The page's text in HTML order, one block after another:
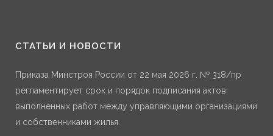
СТАТЬИ И НОВОСТИ
Приказа Минстроя России от 22 мая 2026 г. № 318/пр
регламентирует срок и порядок подписания актов
выполненных работ между управляющими организациями
и собственниками жилья.